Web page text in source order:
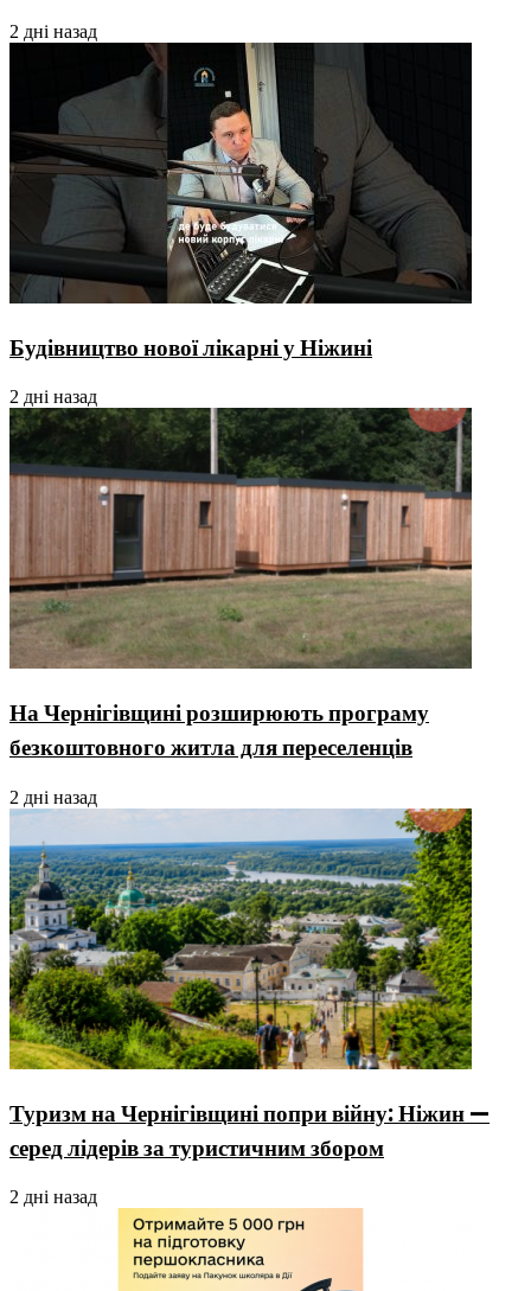
2 дні назад
Будівництво нової лікарні у Ніжині
2 дні назад
На Чернігівщині розширюють програму
безкоштовного житла для переселенців
2 дні назад
Туризм на Чернігівщині попри війну: Ніжин —
серед лідерів за туристичним збором
2 дні назад